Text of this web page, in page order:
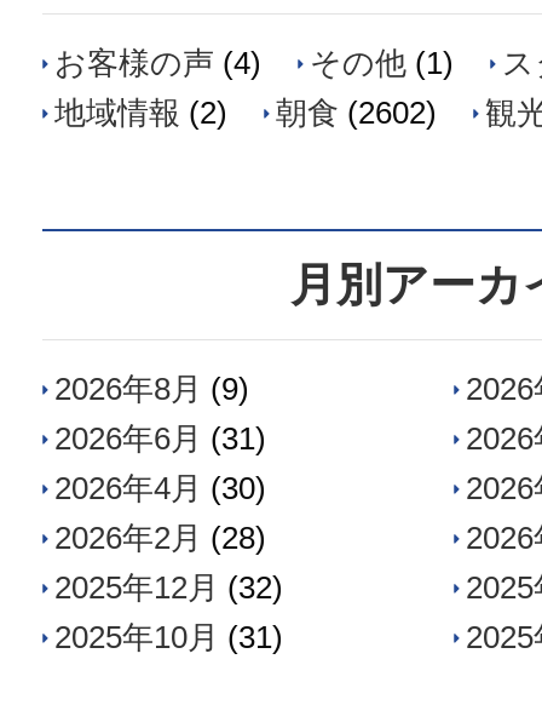
お客様の声 (4) その他 (1)
地域情報 (2) 朝食 (2602) 観
月別アーカ
2026年8月 (9)
2026年6月 (31)
2026年4月 (30)
2026年2月 (28)
2025年12月 (32)
2025年10月 (31)